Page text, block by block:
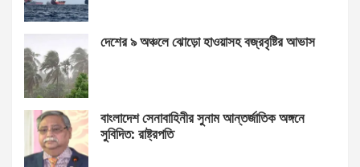
দেশের ৯ অঞ্চলে ঝোড়ো হাওয়াসহ বজ্রবৃষ্টির আভাস
বাংলাদেশ সেনাবাহিনীর সুনাম আন্তর্জাতিক অঙ্গনে
সুবিদিত: রাষ্ট্রপতি